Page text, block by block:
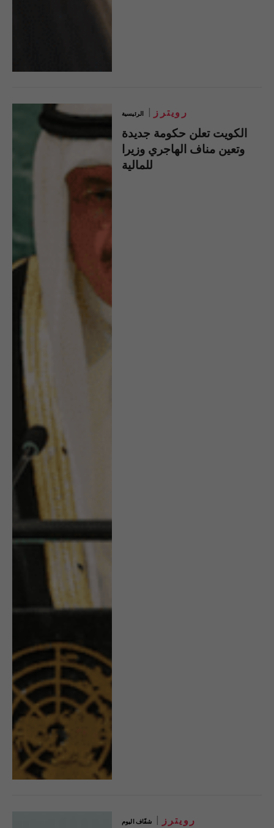
الرئيسية رويترز
الكويت تعلن حكومة جديدة
وتعين مناف الهاجري وزيرا
للمالية
شفّاف اليوم رويترز